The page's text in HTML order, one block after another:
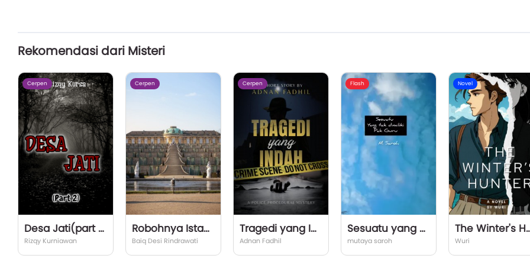
Rekomendasi dari Misteri
Cerpen
Desa Jati(part 2)
Rizqy Kurniawan
Cerpen
Robohnya Istana Pangeran Kuda Sembrani
Baiq Desi Rindrawati
Cerpen
Tragedi yang Indah
Adnan Fadhil
Flash
Sesuatu yang Tak Dimiliki Pak Guru
mutaya saroh
Novel
The
Wuri